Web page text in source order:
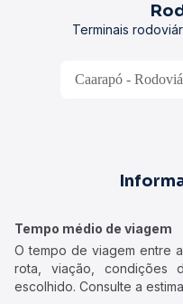
Terminais
Caarapó -
Tempo médio de viagem
O tempo de viagem entre
rota, viação,
escolhido. Consulte a